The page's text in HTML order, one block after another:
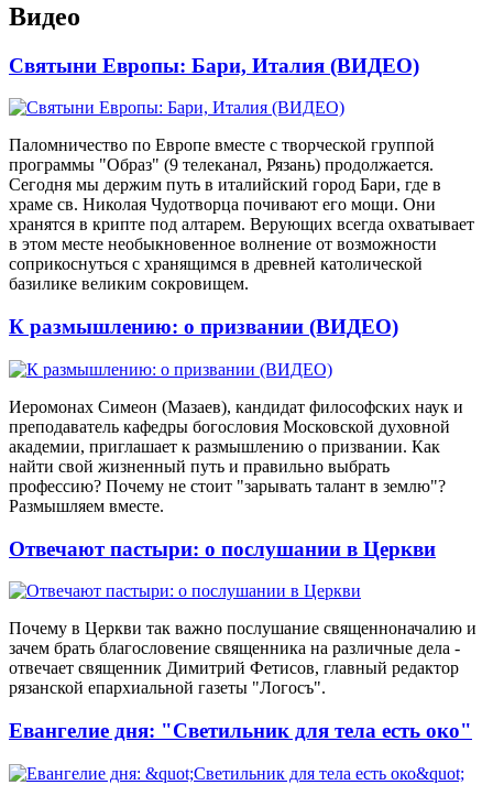
Видео
Святыни Европы: Бари, Италия (ВИДЕО)
Паломничество по Европе вместе с творческой группой
программы "Образ" (9 телеканал, Рязань) продолжается.
Сегодня мы держим путь в италийский город Бари, где в
храме св. Николая Чудотворца почивают его мощи. Они
хранятся в крипте под алтарем. Верующих всегда охватывает
в этом месте необыкновенное волнение от возможности
соприкоснуться с хранящимся в древней католической
базилике великим сокровищем.
К размышлению: о призвании (ВИДЕО)
Иеромонах Симеон (Мазаев), кандидат философских наук и
преподаватель кафедры богословия Московской духовной
академии, приглашает к размышлению о призвании. Как
найти свой жизненный путь и правильно выбрать
профессию? Почему не стоит "зарывать талант в землю"?
Размышляем вместе.
Отвечают пастыри: о послушании в Церкви
Почему в Церкви так важно послушание священноначалию и
зачем брать благословение священника на различные дела -
отвечает священник Димитрий Фетисов, главный редактор
рязанской епархиальной газеты "Логосъ".
Евангелие дня: "Светильник для тела есть око"